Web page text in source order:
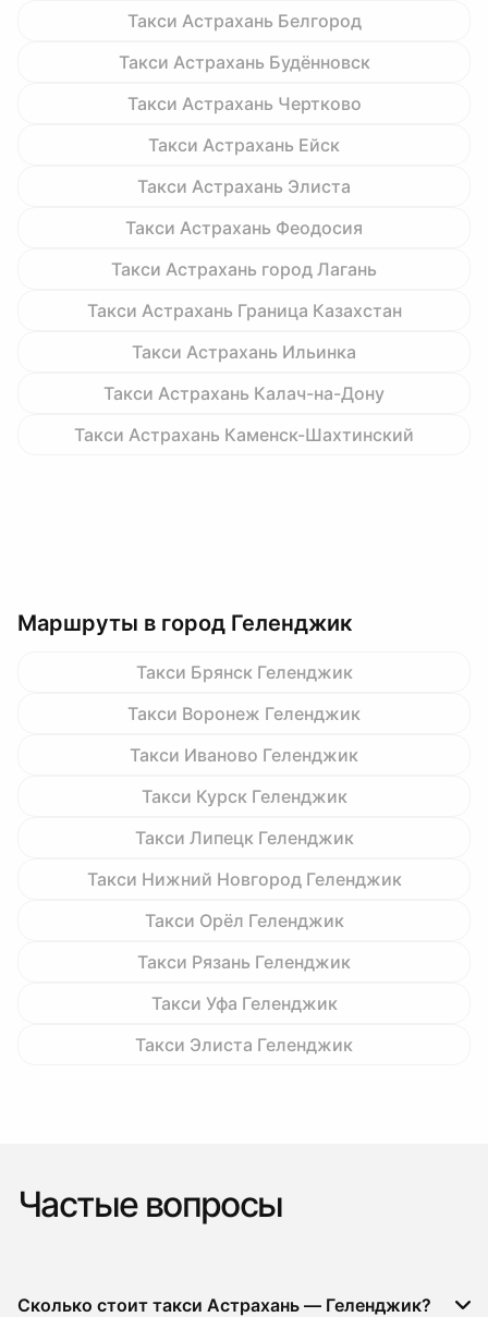
Такси Астрахань Белгород
Такси Астрахань Будённовск
Такси Астрахань Чертково
Такси Астрахань Ейск
Такси Астрахань Элиста
Такси Астрахань Феодосия
Такси Астрахань город Лагань
Такси Астрахань Граница Казахстан
Такси Астрахань Ильинка
Такси Астрахань Калач-на-Дону
Такси Астрахань Каменск-Шахтинский
Маршруты в город Геленджик
Такси Брянск Геленджик
Такси Воронеж Геленджик
Такси Иваново Геленджик
Такси Курск Геленджик
Такси Липецк Геленджик
Такси Нижний Новгород Геленджик
Такси Орёл Геленджик
Такси Рязань Геленджик
Такси Уфа Геленджик
Такси Элиста Геленджик
Частые вопросы
Сколько стоит такси Астрахань — Геленджик?